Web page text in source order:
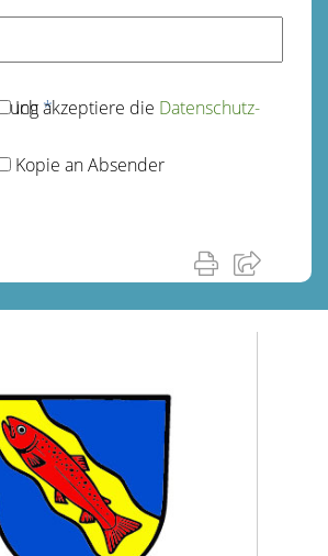
*
Ich akzeptiere die Datenschutz­
Kopie an Absender